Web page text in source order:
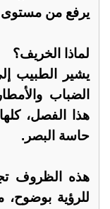
يرفع من مستوى
لماذا الخريف؟
يشير الطبيب
الضباب
هذا الفصل،
حاسة البصر.
هذه الظروف
للرؤية